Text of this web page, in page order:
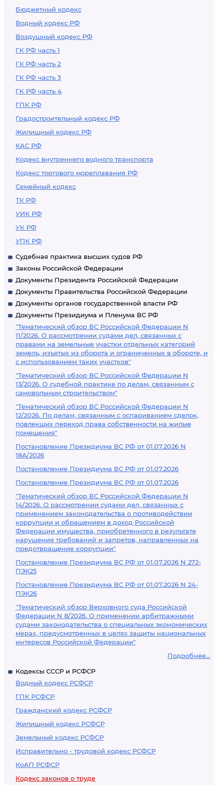
Бюджетный кодекс
Водный кодекс РФ
Воздушный кодекс РФ
ГК РФ часть 1
ГК РФ часть 2
ГК РФ часть 3
ГК РФ часть 4
ГПК РФ
Градостроительный кодекс РФ
Жилищный кодекс РФ
КАС РФ
Кодекс внутреннего водного транспорта
Кодекс торгового мореплавания РФ
Семейный кодекс
ТК РФ
УИК РФ
УК РФ
УПК РФ
Судебная практика высших судов РФ
Законы Российской Федерации
Документы Президента Российской Федерации
Документы Правительства Российской Федерации
Документы органов государственной власти РФ
Документы Президиума и Пленума ВС РФ
"Тематический обзор ВС Российской Федерации N
11/2026. О рассмотрении судами дел, связанных с
правами на земельные участки отдельных категорий
земель, изъятых из оборота и ограниченных в обороте, и
с использованием таких участков"
"Тематический обзор ВС Российской Федерации N
13/2026. О судебной практике по делам, связанным с
самовольным строительством"
"Тематический обзор ВС Российской Федерации N
12/2026. По делам, связанным с оспариванием сделок,
повлекших переход права собственности на жилые
помещения"
Постановление Президиума ВС РФ от 01.07.2026 N
18А/2026
Постановление Президиума ВС РФ от 01.07.2026
Постановление Президиума ВС РФ от 01.07.2026
"Тематический обзор ВС Российской Федерации N
14/2026. О рассмотрении судами дел, связанных с
применением законодательства о противодействии
коррупции и обращением в доход Российской
Федерации имущества, приобретенного в результате
нарушения требований и запретов, направленных на
предотвращение коррупции"
Постановление Президиума ВС РФ от 01.07.2026 N 272-
ПЭК25
Постановление Президиума ВС РФ от 01.07.2026 N 24-
ПЭК26
"Тематический обзор Верховного суда Российской
Федерации N 8/2026. О применении арбитражными
судами законодательства о специальных экономических
мерах, предусмотренных в целях защиты национальных
интересов Российской Федерации"
Подробнее...
Кодексы СССР и РСФСР
Водный кодекс РСФСР
ГПК РСФСР
Гражданский кодекс РСФСР
Жилищный кодекс РСФСР
Земельный кодекс РСФСР
Исправительно - трудовой кодекс РСФСР
КоАП РСФСР
Кодекс законов о труде